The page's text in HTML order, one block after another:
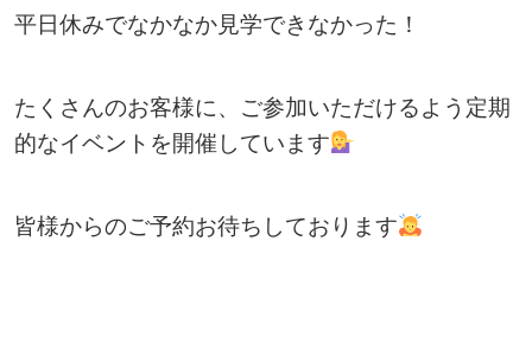
平日休みでなかなか見学できなかった！
たくさんのお客様に、ご参加いただけるよう定期
的なイベントを開催しています
皆様からのご予約お待ちしております